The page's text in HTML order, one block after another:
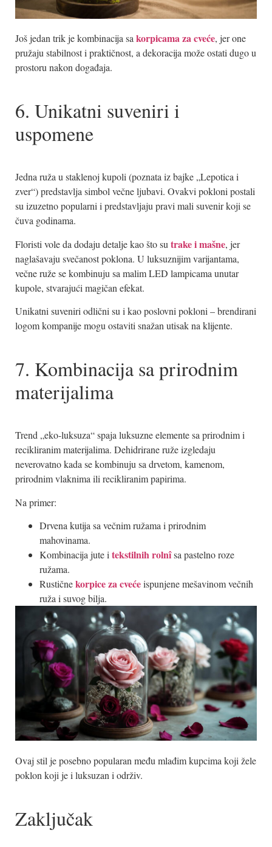
Još jedan trik je kombinacija sakorpicama za cveće, jer one
pružaju stabilnost i praktičnost, a dekoracija može ostati dugo u
prostoru nakon događaja.
6. Unikatni suveniri i
uspomene
Jedna ruža u staklenoj kupoli (poznata iz bajke „Lepotica i
zver“) predstavlja simbol večne ljubavi. Ovakvi pokloni postali
su izuzetno popularni i predstavljaju pravi mali suvenir koji se
čuva godinama.
Floristi vole da dodaju detalje kao što su trake i mašne, jer
naglašavaju svečanost poklona. U luksuznijim varijantama,
večne ruže se kombinuju sa malim LED lampicama unutar
kupole, stvarajući magičan efekat.
Unikatni suveniri odlični su i kao poslovni pokloni – brendirani
logom kompanije mogu ostaviti snažan utisak na klijente.
7. Kombinacija sa prirodnim
materijalima
Trend „eko-luksuza“ spaja luksuzne elemente sa prirodnim i
recikliranim materijalima. Dehidrirane ruže izgledaju
neverovatno kada se kombinuju sa drvetom, kamenom,
prirodnim vlaknima ili recikliranim papirima.
Na primer:
Drvena kutija sa večnim ružama i prirodnim
mahovinama.
Kombinacija jute i tekstilnih rolnîsa pastelno roze
ružama.
Rustičnekorpice za cvećeispunjene mešavinom večnih
ruža i suvog bilja.
Ovaj stil je posebno popularan među mlađim kupcima koji žele
poklon koji je i luksuzan i održiv.
Zaključak